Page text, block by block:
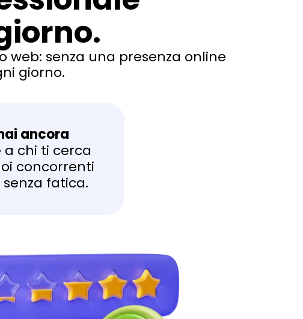
web: senza una presenza online
giorno.
ancora
a chi ti cerca
concorrenti
fatica.